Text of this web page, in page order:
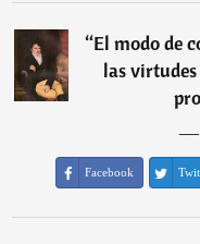
“El modo de
las
―
Facebook